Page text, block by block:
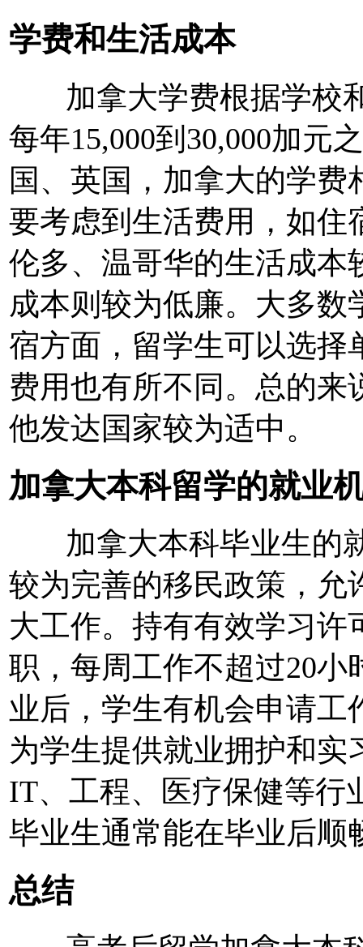
学费和生活成本
加拿大学费根据学校
每年15,000到30,000加元
国、英国，加拿大的学
要考虑到生活费用，如住
伦多、温哥华的生活成本
成本则较为低廉。大多
宿方面，留学生可以选择
费用也有所不同。总的来
他发达国家较为适中。
加拿大本科留学的就业
加拿大本科毕业生的
较为完善的移民政策，允
大工作。持有有效学习许
职，每周工作不超过20
业后，学生有机会申请工
为学生提供就业拥护和
IT、工程、医疗保健等行
毕业生通常能在毕业后顺
总结